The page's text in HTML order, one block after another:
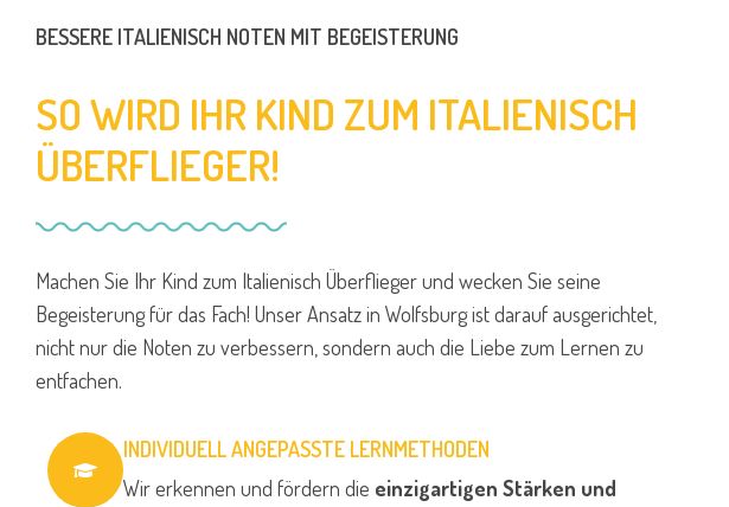
BESSERE ITALIENISCH NOTEN MIT BEGEISTERUNG
SO WIRD IHR KIND ZUM ITALIENISCH
ÜBERFLIEGER!
Machen Sie Ihr Kind zum Italienisch Überflieger und wecken Sie seine
Begeisterung für das Fach! Unser Ansatz in Wolfsburg ist darauf ausgerichtet,
nicht nur die Noten zu verbessern, sondern auch die Liebe zum Lernen zu
entfachen.
INDIVIDUELL ANGEPASSTE LERNMETHODEN
Wir erkennen und fördern die einzigartigen Stärken und